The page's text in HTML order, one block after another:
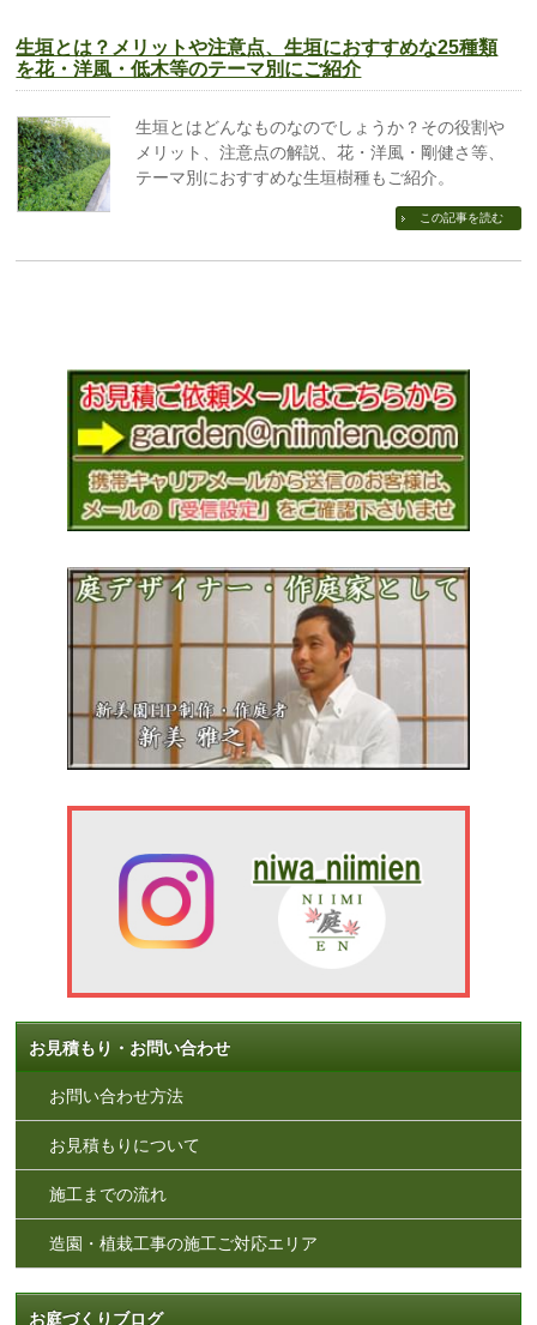
生垣とは？メリットや注意点、生垣におすすめな25種類
を花・洋風・低木等のテーマ別にご紹介
生垣とはどんなものなのでしょうか？その役割や
メリット、注意点の解説、花・洋風・剛健さ等、
テーマ別におすすめな生垣樹種もご紹介。
この記事を読む
お見積もり・お問い合わせ
お問い合わせ方法
お見積もりについて
施工までの流れ
造園・植栽工事の施工ご対応エリア
お庭づくりブログ